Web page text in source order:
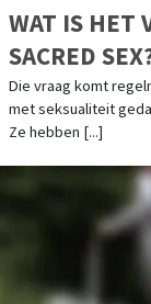
WAT IS HET
SACRED
Die vraag komt
met seksualiteit
Ze hebben [...]